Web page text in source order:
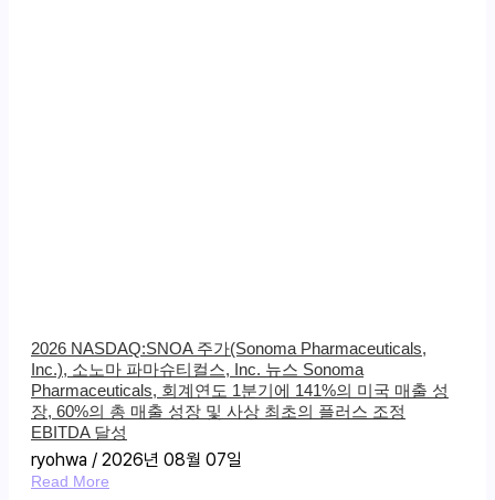
2026 NASDAQ:SNOA 주가(Sonoma Pharmaceuticals,
Inc.), 소노마 파마슈티컬스, Inc. 뉴스 Sonoma
Pharmaceuticals, 회계연도 1분기에 141%의 미국 매출 성
장, 60%의 총 매출 성장 및 사상 최초의 플러스 조정
EBITDA 달성
ryohwa 2026년 08월 07일
Read More